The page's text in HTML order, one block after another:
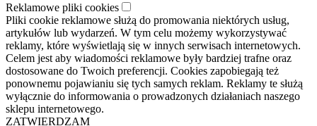
Reklamowe pliki cookies
Pliki cookie reklamowe służą do promowania niektórych usług,
artykułów lub wydarzeń. W tym celu możemy wykorzystywać
reklamy, które wyświetlają się w innych serwisach internetowych.
Celem jest aby wiadomości reklamowe były bardziej trafne oraz
dostosowane do Twoich preferencji. Cookies zapobiegają też
ponownemu pojawianiu się tych samych reklam. Reklamy te służą
wyłącznie do informowania o prowadzonych działaniach naszego
sklepu internetowego.
ZATWIERDZAM